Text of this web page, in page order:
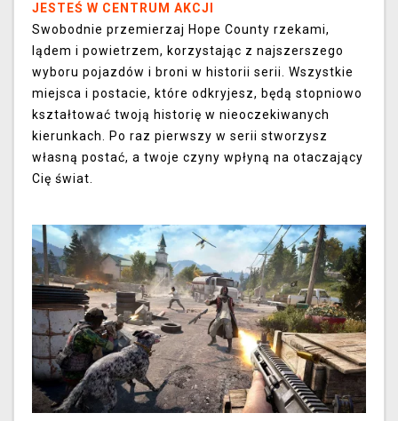
JESTEŚ W CENTRUM AKCJI
Swobodnie przemierzaj Hope County rzekami,
lądem i powietrzem, korzystając z najszerszego
wyboru pojazdów i broni w historii serii. Wszystkie
miejsca i postacie, które odkryjesz, będą stopniowo
kształtować twoją historię w nieoczekiwanych
kierunkach. Po raz pierwszy w serii stworzysz
własną postać, a twoje czyny wpłyną na otaczający
Cię świat.